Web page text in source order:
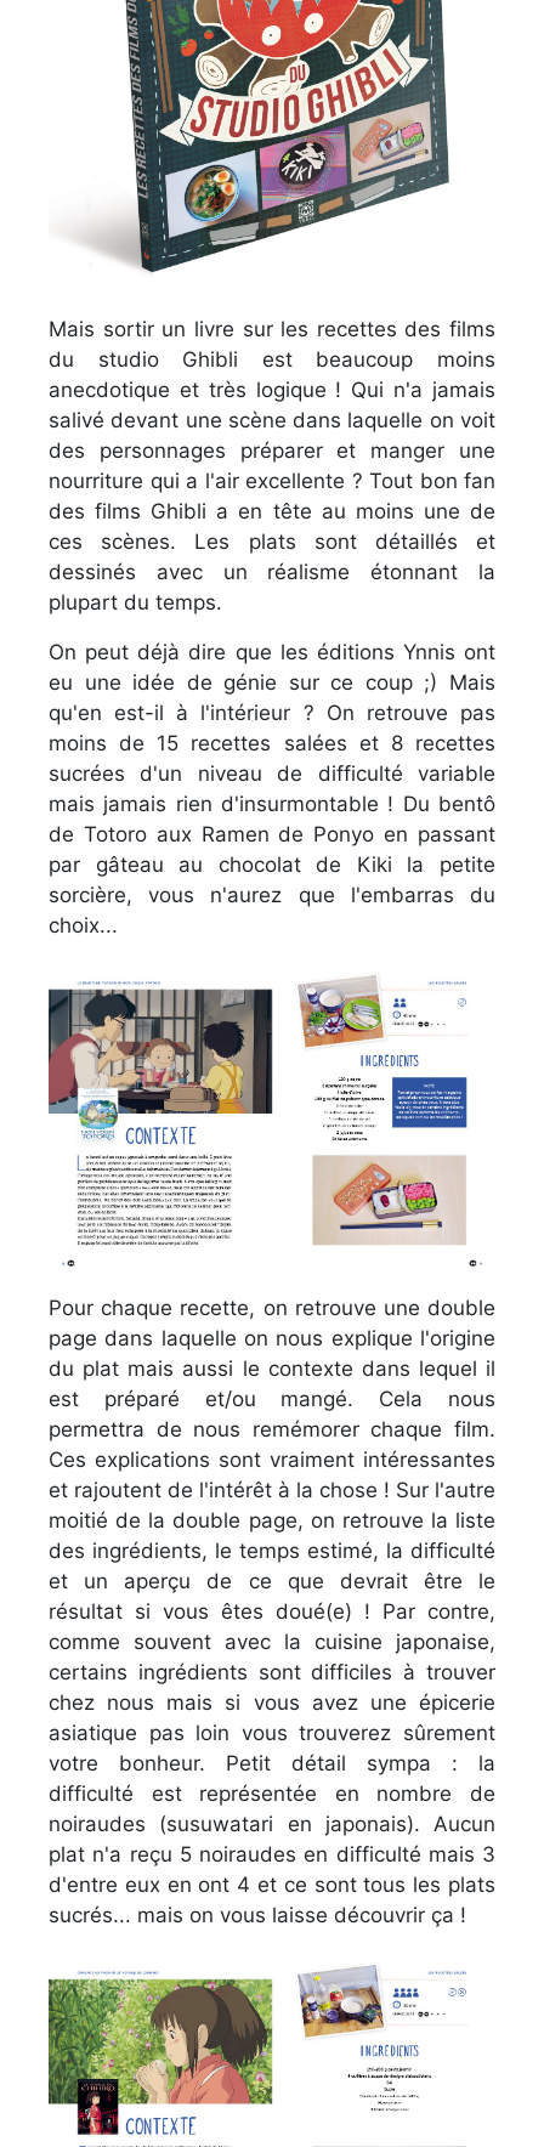
Mais sortir un livre sur les recettes des films
du studio Ghibli est beaucoup moins
anecdotique et très logique ! Qui n'a jamais
salivé devant une scène dans laquelle on voit
des personnages préparer et manger une
nourriture qui a l'air excellente ? Tout bon fan
des films Ghibli a en tête au moins une de
ces scènes. Les plats sont détaillés et
dessinés avec un réalisme étonnant la
plupart du temps.
On peut déjà dire que les éditions Ynnis ont
eu une idée de génie sur ce coup ;) Mais
qu'en est-il à l'intérieur ? On retrouve pas
moins de 15 recettes salées et 8 recettes
sucrées d'un niveau de difficulté variable
mais jamais rien d'insurmontable ! Du bentô
de Totoro aux Ramen de Ponyo en passant
par gâteau au chocolat de Kiki la petite
sorcière, vous n'aurez que l'embarras du
choix...
Pour chaque recette, on retrouve une double
page dans laquelle on nous explique l'origine
du plat mais aussi le contexte dans lequel il
est préparé et/ou mangé. Cela nous
permettra de nous remémorer chaque film.
Ces explications sont vraiment intéressantes
et rajoutent de l'intérêt à la chose ! Sur l'autre
moitié de la double page, on retrouve la liste
des ingrédients, le temps estimé, la difficulté
et un aperçu de ce que devrait être le
résultat si vous êtes doué(e) ! Par contre,
comme souvent avec la cuisine japonaise,
certains ingrédients sont difficiles à trouver
chez nous mais si vous avez une épicerie
asiatique pas loin vous trouverez sûrement
votre bonheur. Petit détail sympa : la
difficulté est représentée en nombre de
noiraudes (susuwatari en japonais). Aucun
plat n'a reçu 5 noiraudes en difficulté mais 3
d'entre eux en ont 4 et ce sont tous les plats
sucrés... mais on vous laisse découvrir ça !